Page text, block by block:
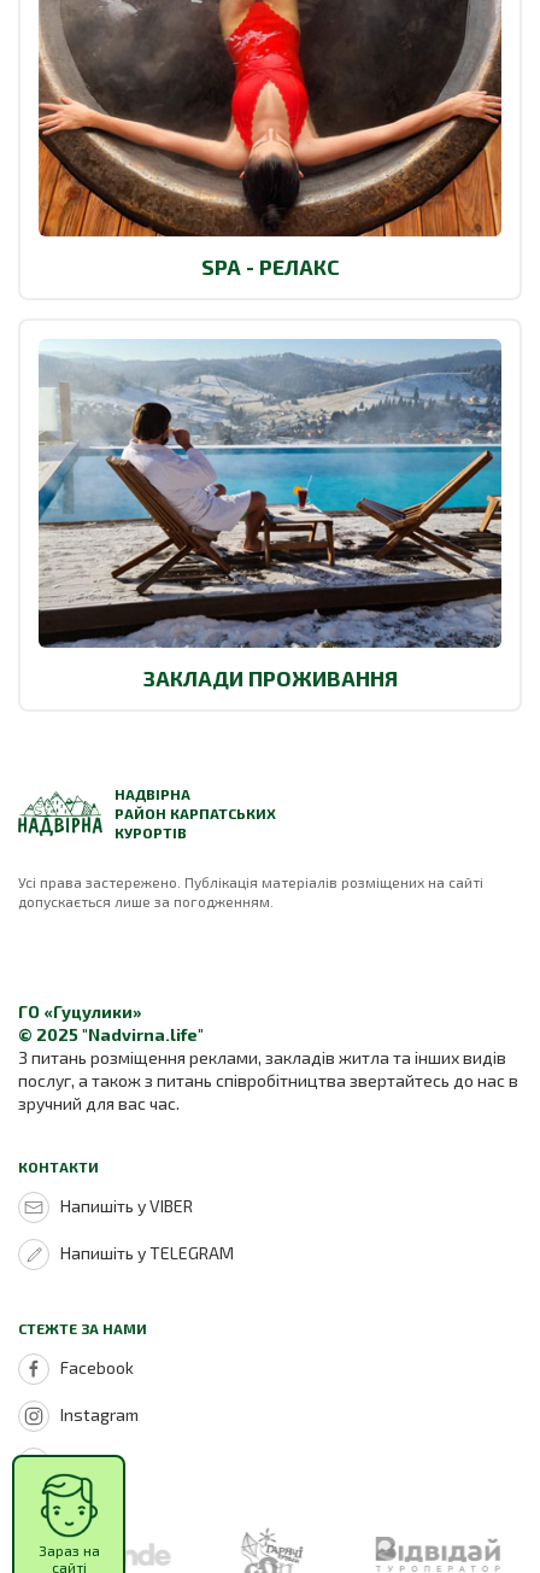
SPA - РЕЛАКС
ЗАКЛАДИ ПРОЖИВАННЯ
НАДВІРНА
РАЙОН КАРПАТСЬКИХ
КУРОРТІВ
Усі права застережено. Публікація матеріалів розміщених на сайті
допускається лише за погодженням.
ГО «Гуцулики»
© 2025 "Nadvirna.life"
З питань розміщення реклами, закладів житла та інших видів
послуг, а також з питань співробітництва звертайтесь до нас в
зручний для вас час.
КОНТАКТИ
Напишіть у VIBER
Напишіть у TELEGRAM
СТЕЖТЕ ЗА НАМИ
Facebook
Instagram
Youtube
Зараз на
сайті